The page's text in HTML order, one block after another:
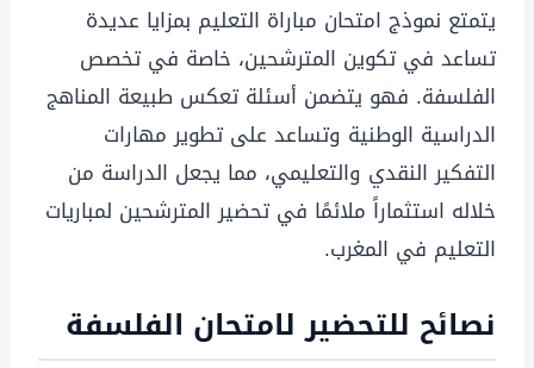
يتمتع نموذج امتحان مباراة التعليم بمزايا عديدة
تساعد في تكوين المترشحين، خاصة في تخصص
الفلسفة. فهو يتضمن أسئلة تعكس طبيعة المناهج
الدراسية الوطنية وتساعد على تطوير مهارات
التفكير النقدي والتعليمي، مما يجعل الدراسة من
خلاله استثماراً ملائمًا في تحضير المترشحين لمباريات
التعليم في المغرب.
نصائح للتحضير لامتحان الفلسفة